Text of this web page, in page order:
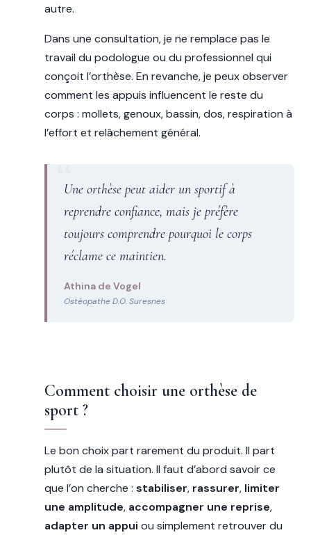
autre.
Dans une consultation, je ne remplace pas le
travail du podologue ou du professionnel qui
conçoit l’orthèse. En revanche, je peux observer
comment les appuis influencent le reste du
corps : mollets, genoux, bassin, dos, respiration à
l’effort et relâchement général.
Une orthèse peut aider un sportif à
reprendre confiance, mais je préfère
toujours comprendre pourquoi le corps
réclame ce maintien.
Athina de Vogel
Ostéopathe D.O. Suresnes
Comment choisir une orthèse de
sport ?
Le bon choix part rarement du produit. Il part
plutôt de la situation. Il faut d’abord savoir ce
que l’on cherche : stabiliser, rassurer, limiter
une amplitude, accompagner une reprise,
adapter un appui ou simplement retrouver du